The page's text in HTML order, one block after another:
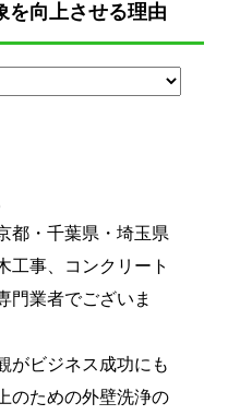
を向上させる理由
都・千葉県・埼玉県
工事、コンクリート
門業者でございま
がビジネス成功にも
のための外壁洗浄の